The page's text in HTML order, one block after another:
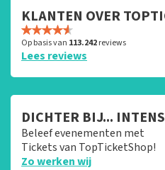
KLANTEN OVER
Op basis van 113.242reviews
Lees reviews
DICHTER BIJ...
Beleef evenementen met
Tickets van TopTicketShop!
Zo werken wij